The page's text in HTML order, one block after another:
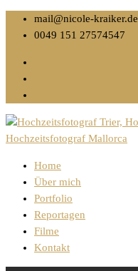
mail@nicole-kraiker.de
0049 151 27574547
Home
Über mich
Portfolio
Reportagen
Filme
Kontakt